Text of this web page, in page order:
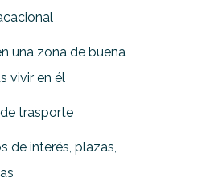
una zona de buena
vivir en él
trasporte
de interés, plazas,